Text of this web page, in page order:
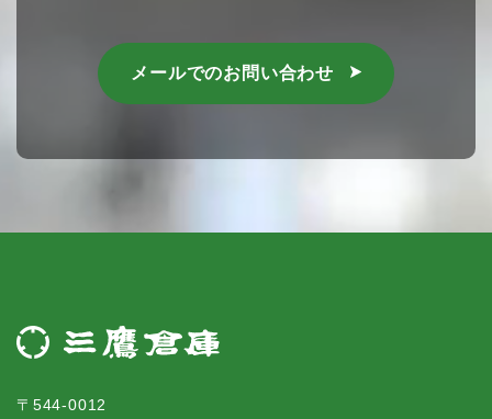
メールでのお問い合わせ
〒544-0012